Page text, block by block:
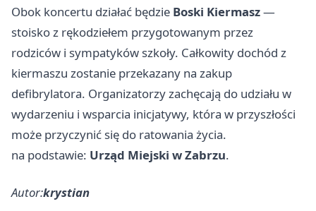
Obok koncertu działać będzie Boski Kiermasz—
stoisko z rękodziełem przygotowanym przez
rodziców i sympatyków szkoły. Całkowity dochód z
kiermaszu zostanie przekazany na zakup
defibrylatora. Organizatorzy zachęcają do udziału w
wydarzeniu i wsparcia inicjatywy, która w przyszłości
może przyczynić się do ratowania życia.
na podstawie: Urząd Miejski w Zabrzu.
Autor:krystian